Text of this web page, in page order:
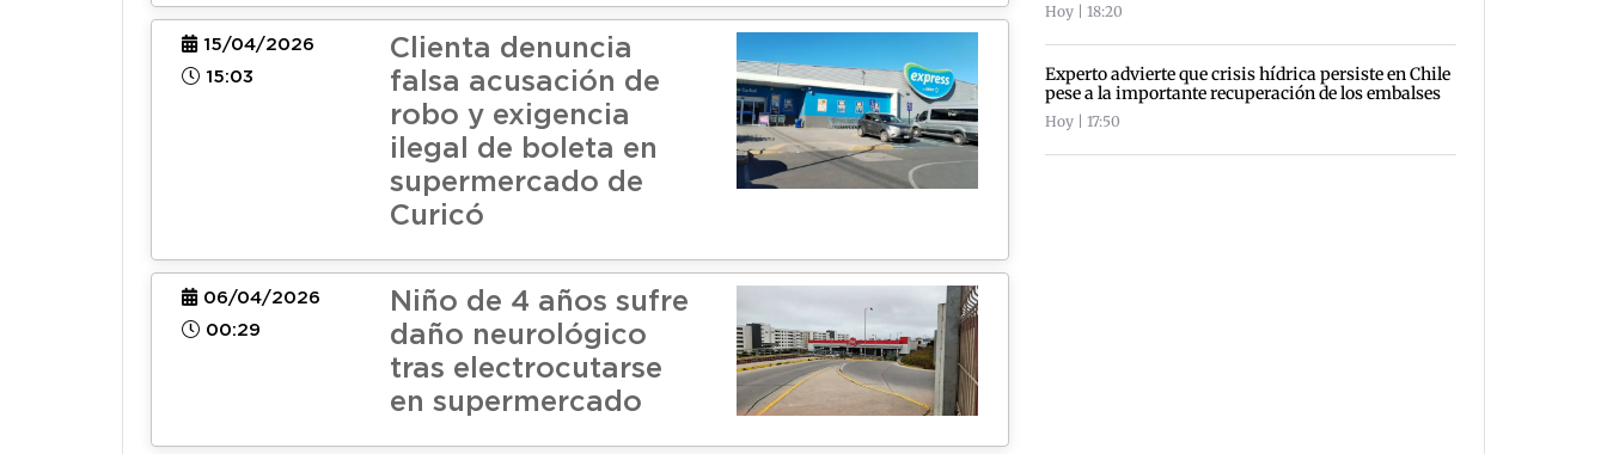
15/04/2026
15:03
Clienta denuncia
falsa acusación de
robo y exigencia
ilegal de boleta en
supermercado de
Curicó
06/04/2026
00:29
Niño de 4 años sufre
daño neurológico
tras electrocutarse
en supermercado
Hoy | 18:20
Experto advierte que crisis hídrica persiste en Chile
pese a la importante recuperación de los embalses
Hoy | 17:50